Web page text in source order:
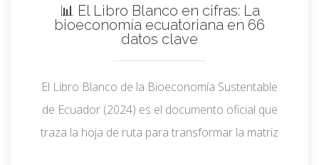
📊 El Libro Blanco en cifras: La
bioeconomía ecuatoriana en 66
datos clave
El Libro Blanco de la Bioeconomía Sustentable
de Ecuador (2024) es el documento oficial que
traza la hoja de ruta para transformar la matriz